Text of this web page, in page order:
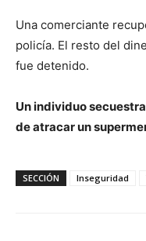
Una comerciante
policía. El resto del
fue detenido.
Un individuo
de atracar un
SECCIÓN Inseguridad